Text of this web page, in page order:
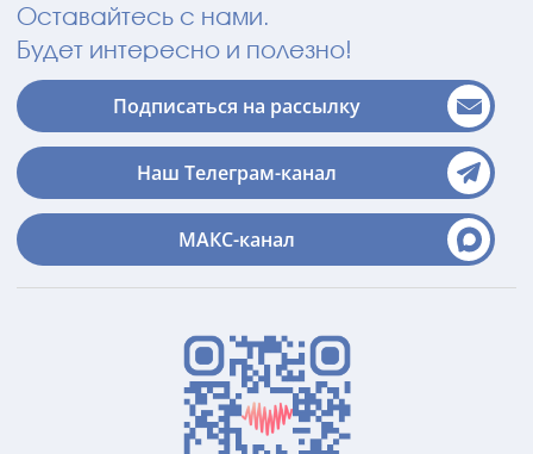
Оставайтесь с нами.
Будет интересно и полезно!
Подписаться на рассылку
Наш Телеграм-канал
МАКС-канал